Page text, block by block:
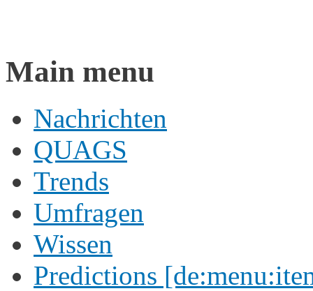
Main menu
Nachrichten
QUAGS
Trends
Umfragen
Wissen
Predictions